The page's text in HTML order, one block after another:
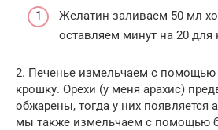
Желатин заливаем 50 мл
оставляем минут на 20 для
2. Печенье измельчаем с
крошку. Орехи (у меня арахис)
обжарены, тогда у них появляется
мы также измельчаем с помощью